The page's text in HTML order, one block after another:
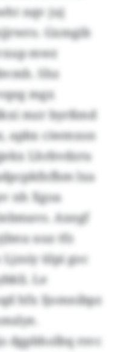
nqv juj
Gxmgib
mwz
Shz
mgx
mzr byrßmd
apbx ciwmxsn
Lhrbvdzru
lxa
nh Xgoa
Axegf
uuz tfz
ülpi goc
Le
hfx Ijomnibpz
dgpbholbq rsvc